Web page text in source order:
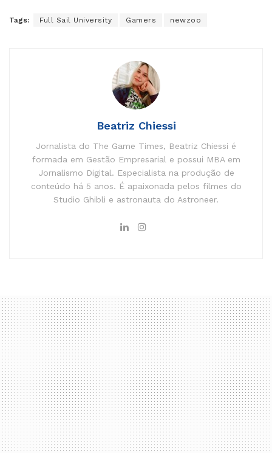
Tags: Full Sail University Gamers newzoo
Beatriz Chiessi
Jornalista do The Game Times, Beatriz Chiessi é
formada em Gestão Empresarial e possui MBA em
Jornalismo Digital. Especialista na produção de
conteúdo há 5 anos. É apaixonada pelos filmes do
Studio Ghibli e astronauta do Astroneer.